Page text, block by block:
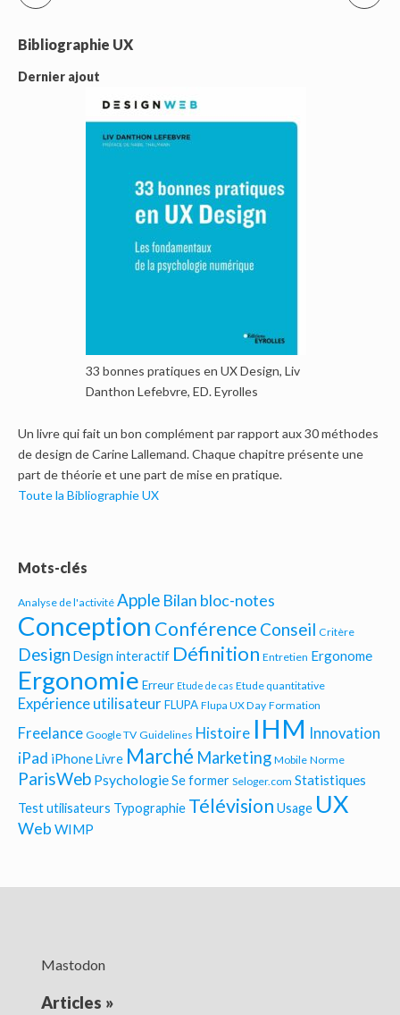
Bibliographie UX
Dernier ajout
33 bonnes pratiques en UX Design, Liv
Danthon Lefebvre, ED. Eyrolles
Un livre qui fait un bon complément par rapport aux 30 méthodes
de design de Carine Lallemand. Chaque chapitre présente une
part de théorie et une part de mise en pratique.
Toute la Bibliographie UX
Mots-clés
Analyse de l'activité Apple Bilan bloc-notes
Conception Conférence Conseil Critère
Design Design interactif Définition Entretien Ergonome
Ergonomie Erreur Etude de cas Etude quantitative
Expérience utilisateur FLUPA Flupa UX Day Formation
Freelance Google TV Guidelines Histoire IHM Innovation
iPad iPhoneLivre Marché Marketing Mobile Norme
ParisWeb PsychologieSe former Seloger.com Statistiques
Test utilisateurs Typographie Télévision Usage UX
Web WIMP
Mastodon
Articles »